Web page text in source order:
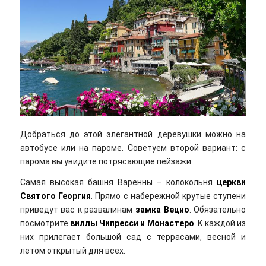
Добраться до этой элегантной деревушки можно на
автобусе или на пароме. Советуем второй вариант: с
парома вы увидите потрясающие пейзажи.
Самая высокая башня Варенны – колокольня церкви
Святого Георгия . Прямо с набережной крутые ступени
приведут вас к развалинам замка Вецио . Обязательно
посмотрите виллы Чипресси и Монастеро . К каждой из
них прилегает большой сад с террасами, весной и
летом открытый для всех.